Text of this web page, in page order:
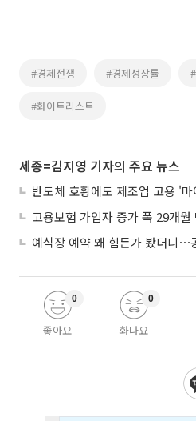
#경제전쟁 #경제성장률
#화이트리스트
세종=김지영 기자의 주요 뉴스
고용보험 가입자 증가 폭 29개월
예식장 예약 왜 힘든가 봤더니⋯
좋아요
0
화나요
0